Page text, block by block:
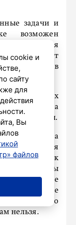
задачи и
возможен
прекращения
Президент
тоннеля» в
российских
Украина
до победы.
ВС РФ на
хотя
Противник
не способны
что
нельзя.
cookie и
сайту
для
Вы
файлов